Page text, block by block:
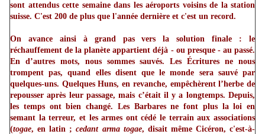
sont attendus cette semaine dans les aéroports voisins de la station
suisse. C'est 200 de plus que l'année dernière et c'est un record.
On avance ainsi à grand pas vers la solution finale : le
réchauffement de la planète appartient déjà - ou presque - au passé.
En d’autres mots, nous sommes sauvés. Les Écritures ne nous
trompent pas, quand elles disent que le monde sera sauvé par
quelques-uns. Quelques Huns, en revanche, empêchèrent l’herbe de
repousser après leur passage, mais c’était il y a longtemps. Depuis,
les temps ont bien changé. Les Barbares ne font plus la loi en
semant la terreur, et les armes ont cédé le terrain aux associations
(togae, en latin ;cedant arma togae, disait même Cicéron, c'est-à-